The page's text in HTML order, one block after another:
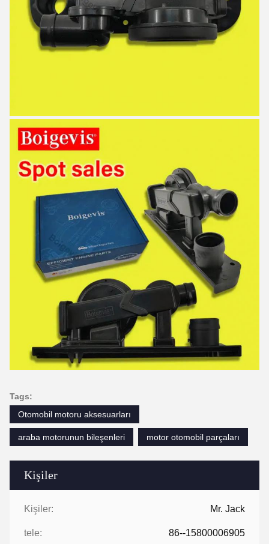
Kişiler
Kişiler: Mr. Jack
tele: 86--15800006905
Tags:
Otomobil motoru aksesuarları
araba motorunun bileşenleri motor otomobil parçaları